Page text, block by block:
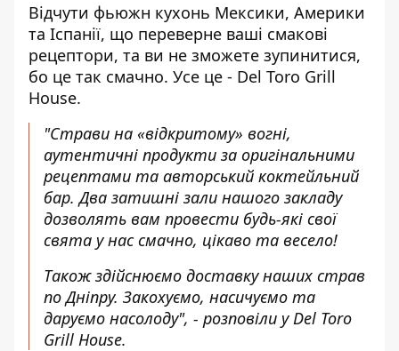
Відчути фьюжн кухонь Мексики, Америки
та Іспанії, що переверне ваші смакові
рецептори, та ви не зможете зупинитися,
бо це так смачно. Усе це - Del Toro Grill
House.
"Страви на «відкритому» вогні,
аутентичні продукти за оригінальними
рецептами та авторський коктейльний
бар. Два затишні зали нашого закладу
дозволять вам провести будь-які свої
свята у нас смачно, цікаво та весело!
Також здійснюємо доставку наших страв
по Дніпру. Закохуємо, насичуємо та
даруємо насолоду", - розповіли у Del Toro
Grill House.